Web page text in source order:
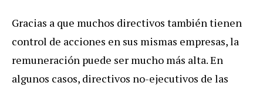
Gracias a que muchos directivos también tienen
control de acciones en sus mismas empresas, la
remuneración puede ser mucho más alta. En
algunos casos, directivos no-ejecutivos de las